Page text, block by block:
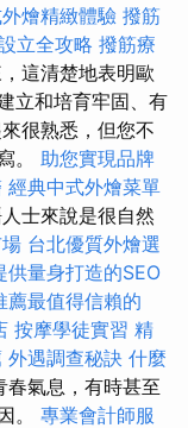
燴精緻體驗 撥筋
立全攻略 撥筋療
這清楚地表明歐
立和培育牢固、有
很熟悉，但您不
。 助您實現品牌
經典中式外燴菜單
士來說是很自然
台北優質外燴選
供量身打造的SEO
薦最值得信賴的
按摩學徒實習 精
外遇調查秘訣 什麼
春氣息，有時甚至
。 專業會計師服